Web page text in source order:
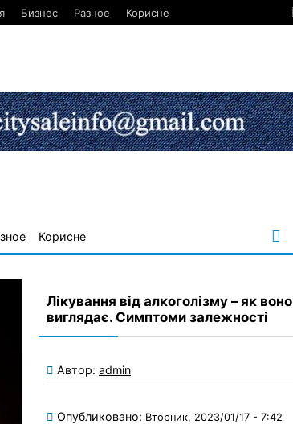
Бизнес Разное Корисне
Корисне
Лікування від алкоголізму – як воно
виглядає. Симптоми залежності
Автор: admin
Опубликовано: Вторник, 2023/01/17 - 7:42